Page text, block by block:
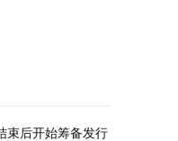
束后开始筹备发行